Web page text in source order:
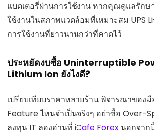
แบตเตอรี่ผ่านการใช้งาน หากคุณดูแลรักษา
ใช้งานในสภาพแวดล้อมที่เหมาะสม UPS
การใช้งานที่ยาวนานกว่าที่คาดไว้
ประหยัดงบซื้อ Uninterruptible
Lithium Ion ยังไงดี?
เปรียบเทียบราคาหลายร้าน พิจารณาของมื
Feature ไหนจำเป็นจริงๆ อย่าซื้อ Over-
ลงทุน IT ลองอ่านที่ iCafe Forex นอกจา